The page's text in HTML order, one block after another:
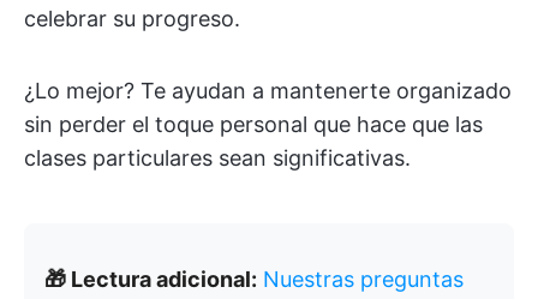
celebrar su progreso.
¿Lo mejor? Te ayudan a mantenerte organizado
sin perder el toque personal que hace que las
clases particulares sean significativas.
🎁 Lectura adicional: Nuestras preguntas